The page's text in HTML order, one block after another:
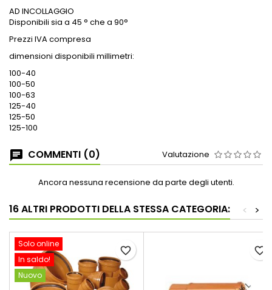
AD INCOLLAGGIO
Disponibili sia a 45 ° che a 90°
Prezzi IVA compresa
dimensioni disponibili millimetri:
100-40
100-50
100-63
125-40
125-50
125-100
COMMENTI (0) Valutazione
Ancora nessuna recensione da parte degli utenti.
16 ALTRI PRODOTTI DELLA STESSA CATEGORIA: >
<
Solo online
In saldo!
Nuovo
favorite_border favorite_border